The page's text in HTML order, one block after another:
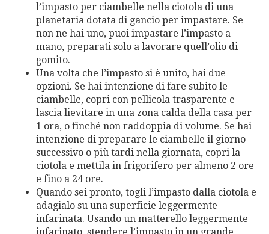
l’impasto per ciambelle nella ciotola di una
planetaria dotata di gancio per impastare. Se
non ne hai uno, puoi impastare l’impasto a
mano, preparati solo a lavorare quell’olio di
gomito.
Una volta che l’impasto si è unito, hai due
opzioni. Se hai intenzione di fare subito le
ciambelle, copri con pellicola trasparente e
lascia lievitare in una zona calda della casa per
1 ora, o finché non raddoppia di volume. Se hai
intenzione di preparare le ciambelle il giorno
successivo o più tardi nella giornata, copri la
ciotola e mettila in frigorifero per almeno 2 ore
e fino a 24 ore.
Quando sei pronto, togli l’impasto dalla ciotola e
adagialo su una superficie leggermente
infarinata. Usando un matterello leggermente
infarinato, stendere l’impasto in un grande